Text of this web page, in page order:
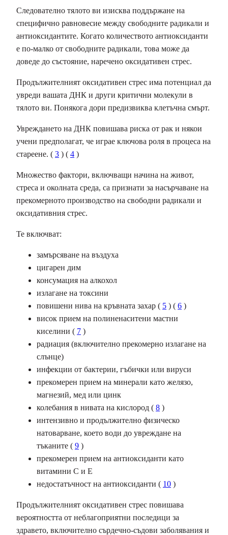
Следователно тялото ви изисква поддържане на
специфично равновесие между свободните радикали и
антиоксидантите. Когато количеството антиоксиданти
е по-малко от свободните радикали, това може да
доведе до състояние, наречено оксидативен стрес.
Продължителният оксидативен стрес има потенциал да
увреди вашата ДНК и други критични молекули в
тялото ви. Понякога дори предизвиква клетъчна смърт.
Увреждането на ДНК повишава риска от рак и някои
учени предполагат, че играе ключова роля в процеса на
стареене. ( 3 ) ( 4 )
Множество фактори, включващи начина на живот,
стреса и околната среда, са признати за насърчаване на
прекомерното производство на свободни радикали и
оксидативния стрес.
Те включват:
замърсяване на въздуха
цигарен дим
консумация на алкохол
излагане на токсини
повишени нива на кръвната захар ( 5 ) ( 6 )
висок прием на полиненаситени мастни
киселини ( 7 )
радиация (включително прекомерно излагане на
слънце)
инфекции от бактерии, гъбички или вируси
прекомерен прием на минерали като желязо,
магнезий, мед или цинк
колебания в нивата на кислород ( 8 )
интензивно и продължително физическо
натоварване, което води до увреждане на
тъканите ( 9 )
прекомерен прием на антиоксиданти като
витамини С и Е
недостатъчност на антиоксиданти ( 10 )
Продължителният оксидативен стрес повишава
вероятността от неблагоприятни последици за
здравето, включително сърдечно-съдови заболявания и